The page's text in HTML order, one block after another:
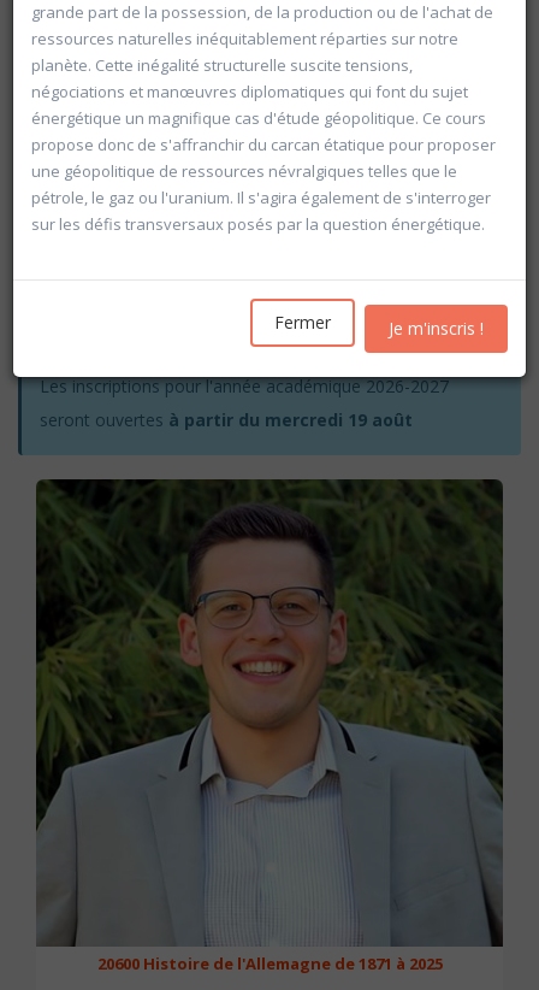
Vider les filtres
Les inscriptions pour l'année académique 2026-2027
seront ouvertes à partir du mercredi 19 août
20600 Histoire de l'Allemagne de 1871 à 2025
grande part de la possession, de la production ou de l'achat de
ressources naturelles inéquitablement réparties sur notre
planète. Cette inégalité structurelle suscite tensions,
négociations et manœuvres diplomatiques qui font du sujet
énergétique un magnifique cas d'étude géopolitique. Ce cours
propose donc de s'affranchir du carcan étatique pour proposer
une géopolitique de ressources névralgiques telles que le
pétrole, le gaz ou l'uranium. Il s'agira également de s'interroger
sur les défis transversaux posés par la question énergétique.
Fermer Je m'inscris !